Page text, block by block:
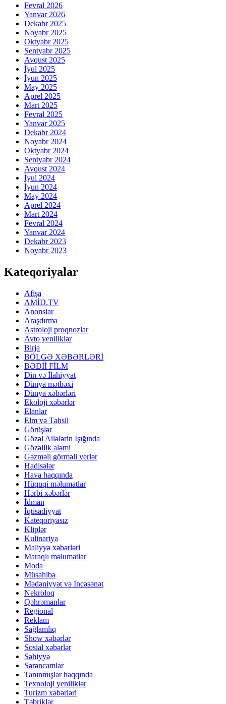
Fevral 2026
Yanvar 2026
Dekabr 2025
Noyabr 2025
Oktyabr 2025
Sentyabr 2025
Avqust 2025
İyul 2025
İyun 2025
May 2025
Aprel 2025
Mart 2025
Fevral 2025
Yanvar 2025
Dekabr 2024
Noyabr 2024
Oktyabr 2024
Sentyabr 2024
Avqust 2024
İyul 2024
İyun 2024
May 2024
Aprel 2024
Mart 2024
Fevral 2024
Yanvar 2024
Dekabr 2023
Noyabr 2023
Kateqoriyalar
Afişa
AMİD.TV
Anonslar
Araşdırma
Astroloji proqnozlar
Avto yeniliklər
Birja
BÖLGƏ XƏBƏRLƏRİ
BƏDİİ FİLM
Din və İlahiyyat
Dünya mətbəxi
Dünya xəbərləri
Ekoloji xəbərlər
Elanlar
Elm və Təhsil
Görüşlər
Gözəl Ailələrin İşığında
Gözəllik aləmi
Gəzməli görməli yerlər
Hadisələr
Hava haqqında
Hüquqi məlumatlar
Hərbi xəbərlər
İdman
İqtisadiyyat
Kateqoriyasız
Kliplər
Kulinariya
Maliyyə xəbərləri
Maraqlı məlumatlar
Moda
Müsahibə
Mədəniyyət və İncəsənət
Nekroloq
Qəhrəmanlar
Regional
Reklam
Sağlamlıq
Show xəbərlər
Sosial xəbərlər
Səhiyyə
Sərəncamlar
Tanınmışlar haqqında
Texnoloji yeniliklər
Turizm xəbərləri
Təbriklər